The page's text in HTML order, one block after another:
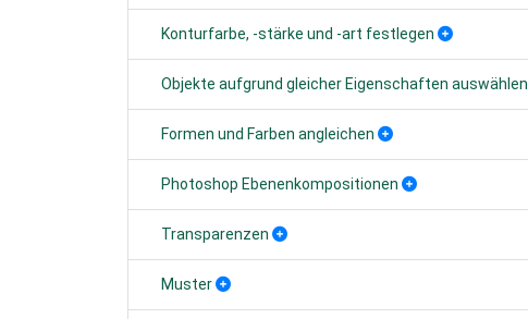
Konturfarbe, -stärke und -art festlegen
Objekte aufgrund gleicher Eigenschaften auswählen
Formen und Farben angleichen
Photoshop Ebenenkompositionen
Transparenzen
Muster